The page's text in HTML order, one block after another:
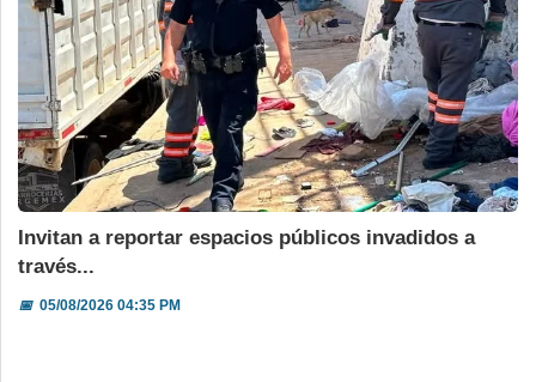
Invitan a reportar espacios públicos invadidos a
través...
📅05/08/2026 04:35 PM